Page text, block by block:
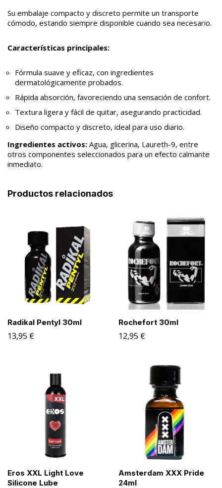
Su embalaje compacto y discreto permite un transporte
cómodo, estando siempre disponible cuando sea necesario.
Características principales:
Fórmula suave y eficaz, con ingredientes
dermatológicamente probados.
Rápida absorción, favoreciendo una sensación de confort.
Textura ligera y fácil de quitar, asegurando practicidad.
Diseño compacto y discreto, ideal para uso diario.
Ingredientes activos: Agua, glicerina, Laureth-9, entre
otros componentes seleccionados para un efecto calmante
inmediato.
Productos relacionados
Radikal Pentyl 30ml
13,95 €
Rochefort 30ml
12,95 €
Eros XXL Light Love
Silicone Lube
Amsterdam XXX Pride
24ml